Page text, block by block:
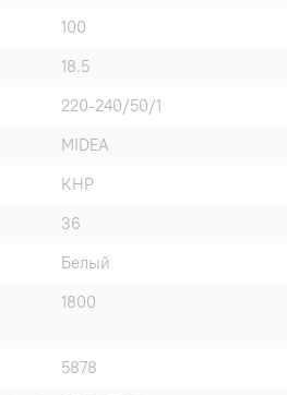
100
18.5
220-240/50/1
MIDEA
КНР
36
Белый
1800
5878